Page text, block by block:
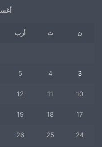
ن ث أرب
3
4
5
10
11
12
17
18
19
24
25
26